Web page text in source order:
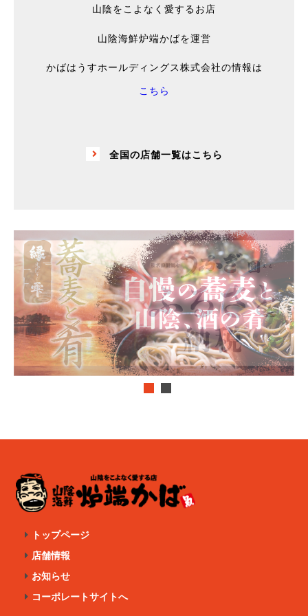
山陰をこよなく愛するお店
山陰海鮮炉端かばを運営
かばはうすホールディングス株式会社の情報は
こちら
全国の店舗一覧はこちら
トップページ
店舗情報
お知らせ
コーポレートサイトへ